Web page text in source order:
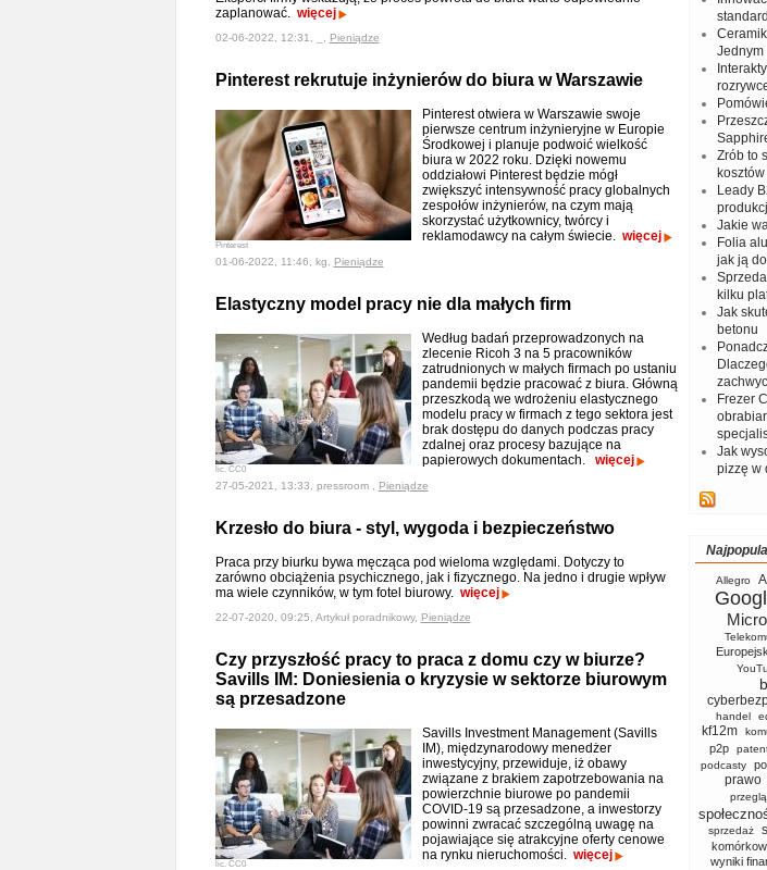
zaplanować. więcej
02-06-2022, 12:31, _, Pieniądze
Pinterest rekrutuje inżynierów do biura w Warszawie
Pinterest
Pinterest otwiera w Warszawie swoje
pierwsze centrum inżynieryjne w Europie
Środkowej i planuje podwoić wielkość
biura w 2022 roku. Dzięki nowemu
oddziałowi Pinterest będzie mógł
zwiększyć intensywność pracy globalnych
zespołów inżynierów, na czym mają
skorzystać użytkownicy, twórcy i
reklamodawcy na całym świecie. więcej
01-06-2022, 11:46, kg, Pieniądze
Elastyczny model pracy nie dla małych firm
lic. CC0
Według badań przeprowadzonych na
zlecenie Ricoh 3 na 5 pracowników
zatrudnionych w małych firmach po ustaniu
pandemii będzie pracować z biura. Główną
przeszkodą we wdrożeniu elastycznego
modelu pracy w firmach z tego sektora jest
brak dostępu do danych podczas pracy
zdalnej oraz procesy bazujące na
papierowych dokumentach.
więcej
27-05-2021, 13:33, pressroom , Pieniądze
Krzesło do biura - styl, wygoda i bezpieczeństwo
Praca przy biurku bywa męcząca pod wieloma względami. Dotyczy to
zarówno obciążenia psychicznego, jak i fizycznego. Na jedno i drugie wpływ
ma wiele czynników, w tym fotel biurowy. więcej
22-07-2020, 09:25, Artykuł poradnikowy, Pieniądze
Czy przyszłość pracy to praca z domu czy w biurze?
Savills IM: Doniesienia o kryzysie w sektorze biurowym
są przesadzone
lic. CC0
Savills Investment Management (Savills
IM), międzynarodowy menedżer
inwestycyjny, przewiduje, iż obawy
związane z brakiem zapotrzebowania na
powierzchnie biurowe po pandemii
COVID-19 są przesadzone, a inwestorzy
powinni zwracać szczególną uwagę na
pojawiające się atrakcyjne oferty cenowe
na rynku nieruchomości. więcej
Jednym
Zrób to
Leady
Jakie
Folia
jak ją
kilku
Jak
betonu
Frezer
Jak
pizzę w
Allegro
handel
kf12m
p2p
podcasty
prawo
sprzedaż
wyniki